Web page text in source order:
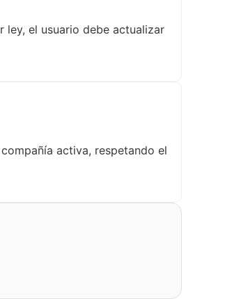
ley, el usuario debe actualizar
activa, respetando el